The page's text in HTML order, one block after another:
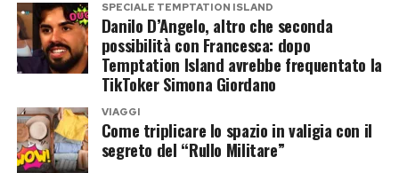
SPECIALE TEMPTATION ISLAND
Danilo D’Angelo, altro che seconda
possibilità con Francesca: dopo
Temptation Island avrebbe frequentato la
TikToker Simona Giordano
VIAGGI
Come triplicare lo spazio in valigia con il
segreto del “Rullo Militare”